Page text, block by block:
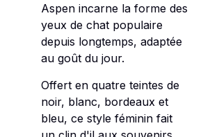
Aspen incarne la forme des
yeux de chat populaire
depuis longtemps, adaptée
au goût du jour.
Offert en quatre teintes de
noir, blanc, bordeaux et
bleu, ce style féminin fait